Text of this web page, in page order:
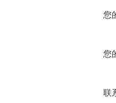
您
您
联